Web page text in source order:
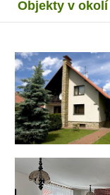
Objekty v okolí